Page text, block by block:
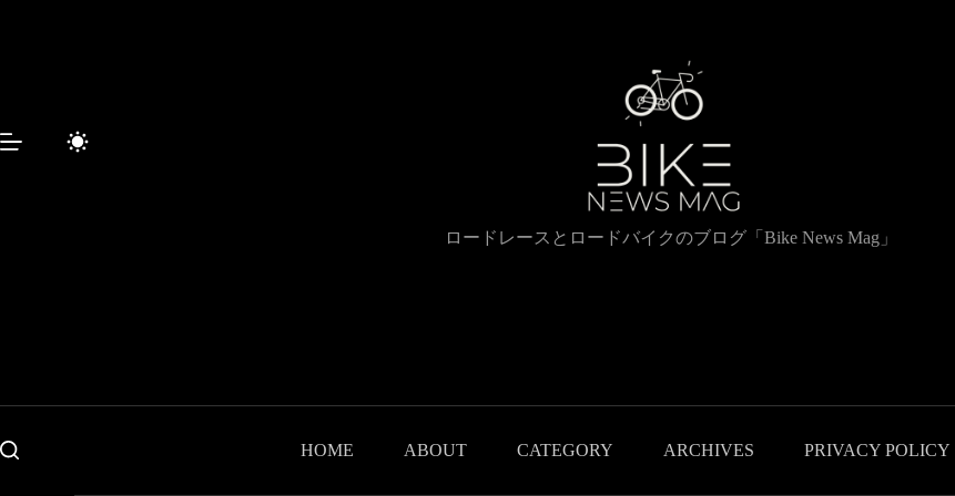
ロードレースとロードバイクのブログ「Bike News Mag」
HOME ABOUT CATEGORY ARCHIVES PRIVACY POLICY